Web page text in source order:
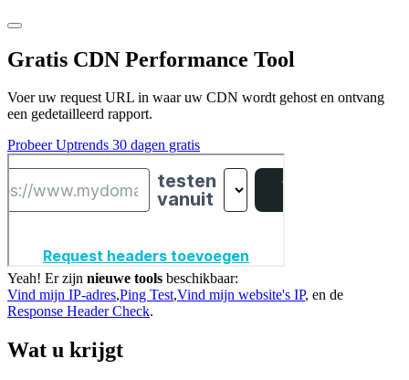
Gratis CDN Performance Tool
Voer uw request URL in waar uw CDN wordt gehost en ontvang
een gedetailleerd rapport.
Probeer Uptrends 30 dagen gratis
Yeah! Er zijn nieuwe tools beschikbaar:
Vind mijn IP-adres,Ping Test,Vind mijn website's IP, en de
Response Header Check.
Wat u krijgt